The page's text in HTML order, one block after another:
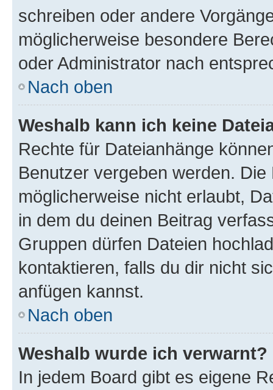
schreiben oder andere
möglicherweise besondere
oder Administrator nach
Nach oben
Weshalb kann ich keine
Rechte für Dateianhänge
Benutzer vergeben werden.
möglicherweise nicht erlaubt,
in dem du deinen Beitrag
Gruppen dürfen Dateien
kontaktieren, falls du dir nicht
anfügen kannst.
Nach oben
Weshalb wurde ich verwarnt?
In jedem Board gibt es eigene